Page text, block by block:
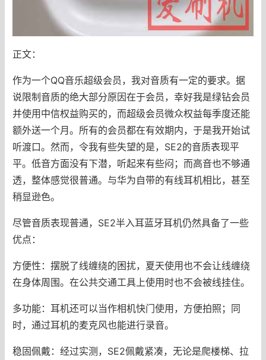
正文：
作为一个QQ音乐超级会员，我对音质有一定的要求。据
说限制音质的绝大部分原因在于会员，幸好我是绿钻会员
并使用中信权益购买的，而超级会员微众权益每季度还能
额外送一个月。所有的会员都在有效期内，于是我开始试
听渡口。然而，令我有些失望的是，SE2的音质表现平
平。低音方面没有下潜，听起来有些闷；而高音也不够通
透，整体感觉很普通。与华为自带的有线耳机相比，甚至
稍显逊色。
尽管音质表现普通，SE2半入耳蓝牙耳机仍然具备了一些
优点：
方便性：摆脱了线缠绕的困扰，夏天使用也不会让线缠绕
在身体周围。在公共交通工具上使用时也不会被线挂住。
多功能：耳机还可以当作相机快门使用，方便拍照；同
时，通过耳机的麦克风也能进行录音。
稳固佩戴：经过实测，SE2佩戴紧凑，无论是爬楼梯、拉